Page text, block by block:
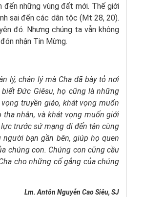
những vùng đất mới. Thế giới
sai đến các dân tộc (Mt 28, 20).
đó. Nhưng chúng ta vẫn không
nhận Tin Mừng.
lý, chân lý mà Cha đã bày tỏ nơi
biết Ðức Giêsu,họ cũng là những
truyền giáo, khát vọng muốn
nhân, và khát vọng muốn giới
lực trước sứ mạng đi đến tận cùng
người bạn gần bên, giúp họ quen
chúng con. Chúng con cũng cầu
cho những cố gắng của chúng
Lm. Antôn Nguyễn Cao Siêu, SJ